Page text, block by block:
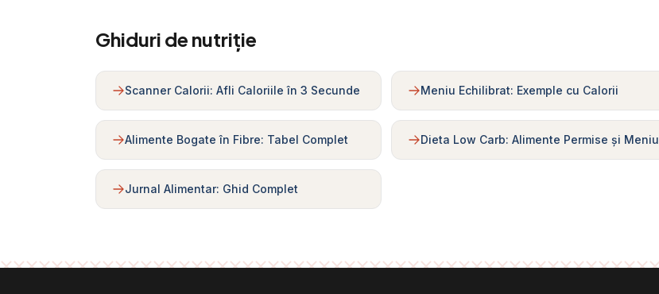
Ghiduri de nutriție
Scanner Calorii: Afli Caloriile în 3 Secunde Meniu Echilibrat: Exemple cu Calorii
Alimente Bogate în Fibre: Tabel Complet Dieta Low Carb: Alimente Permise și Meniu
Jurnal Alimentar: Ghid Complet